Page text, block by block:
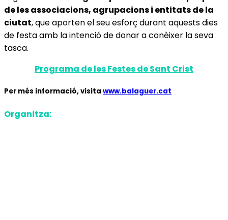
de les associacions, agrupacions i entitats de la
ciutat, que aporten el seu esforç durant aquests dies
de festa amb la intenció de donar a conèixer la seva
tasca.
Programa de les Festes de Sant Crist
Per més informació, visita www.balaguer.cat
Organitza: